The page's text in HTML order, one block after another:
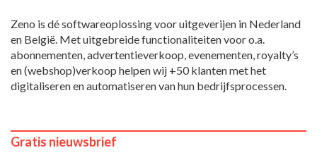
Zeno is dé softwareoplossing voor uitgeverijen in Nederland
en België. Met uitgebreide functionaliteiten voor o.a.
abonnementen, advertentieverkoop, evenementen, royalty’s
en (webshop)verkoop helpen wij +50 klanten met het
digitaliseren en automatiseren van hun bedrijfsprocessen.
Gratis nieuwsbrief